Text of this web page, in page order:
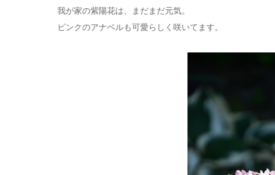
我が家の紫陽花は、まだまだ元気。
ピンクのアナベルも可愛らしく咲いてます。